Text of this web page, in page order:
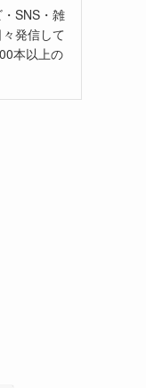
SNS・雑
発信して
本以上の